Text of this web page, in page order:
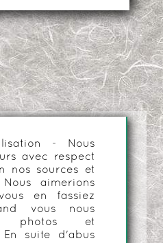
- Nous
avec respect
nos sources et
Nous aimerions
en fassiez
vous nous
photos et
En suite d'abus